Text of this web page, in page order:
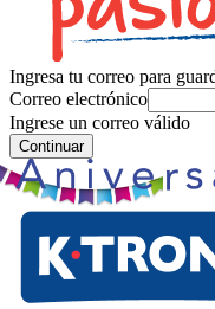
Ingresa tu correo para
Correo electrónico
Ingrese un correo válido
Continuar